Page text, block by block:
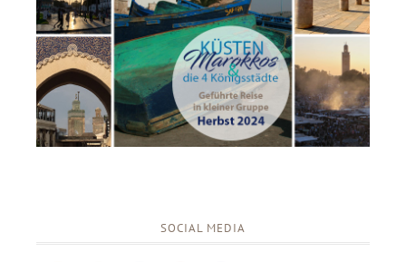
SOCIAL MEDIA